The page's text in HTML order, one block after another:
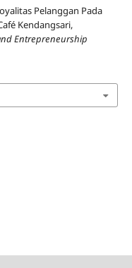
Pelanggan Pada
Kendangsari,
Entrepreneurship